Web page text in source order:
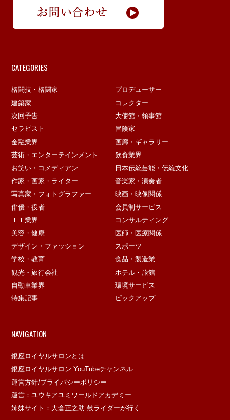
CATEGORIES
格闘技・格闘家
プロデューサー
建築家
コレクター
次回予告
大使館・領事館
セラピスト
冒険家
金融業界
画廊・ギャラリー
芸術・エンターテインメント
飲食業界
お笑い・コメディアン
日本伝統芸能・伝統文化
作家・画家・ライター
音楽家・演奏者
写真家・フォトグラファー
映画・映像関係
俳優・役者
会員制サービス
ＩＴ業界
コンサルティング
美容・健康
医師・医療関係
デザイン・ファッション
スポーツ
学校・教育
食品・製造業
観光・旅行会社
ホテル・旅館
自動車業界
環境サービス
特集記事
ピックアップ
NAVIGATION
銀座ロイヤルサロンとは
銀座ロイヤルサロン YouTubeチャンネル
運営方針/プライバシーポリシー
運営：ユウキアユミワールドアカデミー
姉妹サイト：大倉正之助 鼓ライダーが行く